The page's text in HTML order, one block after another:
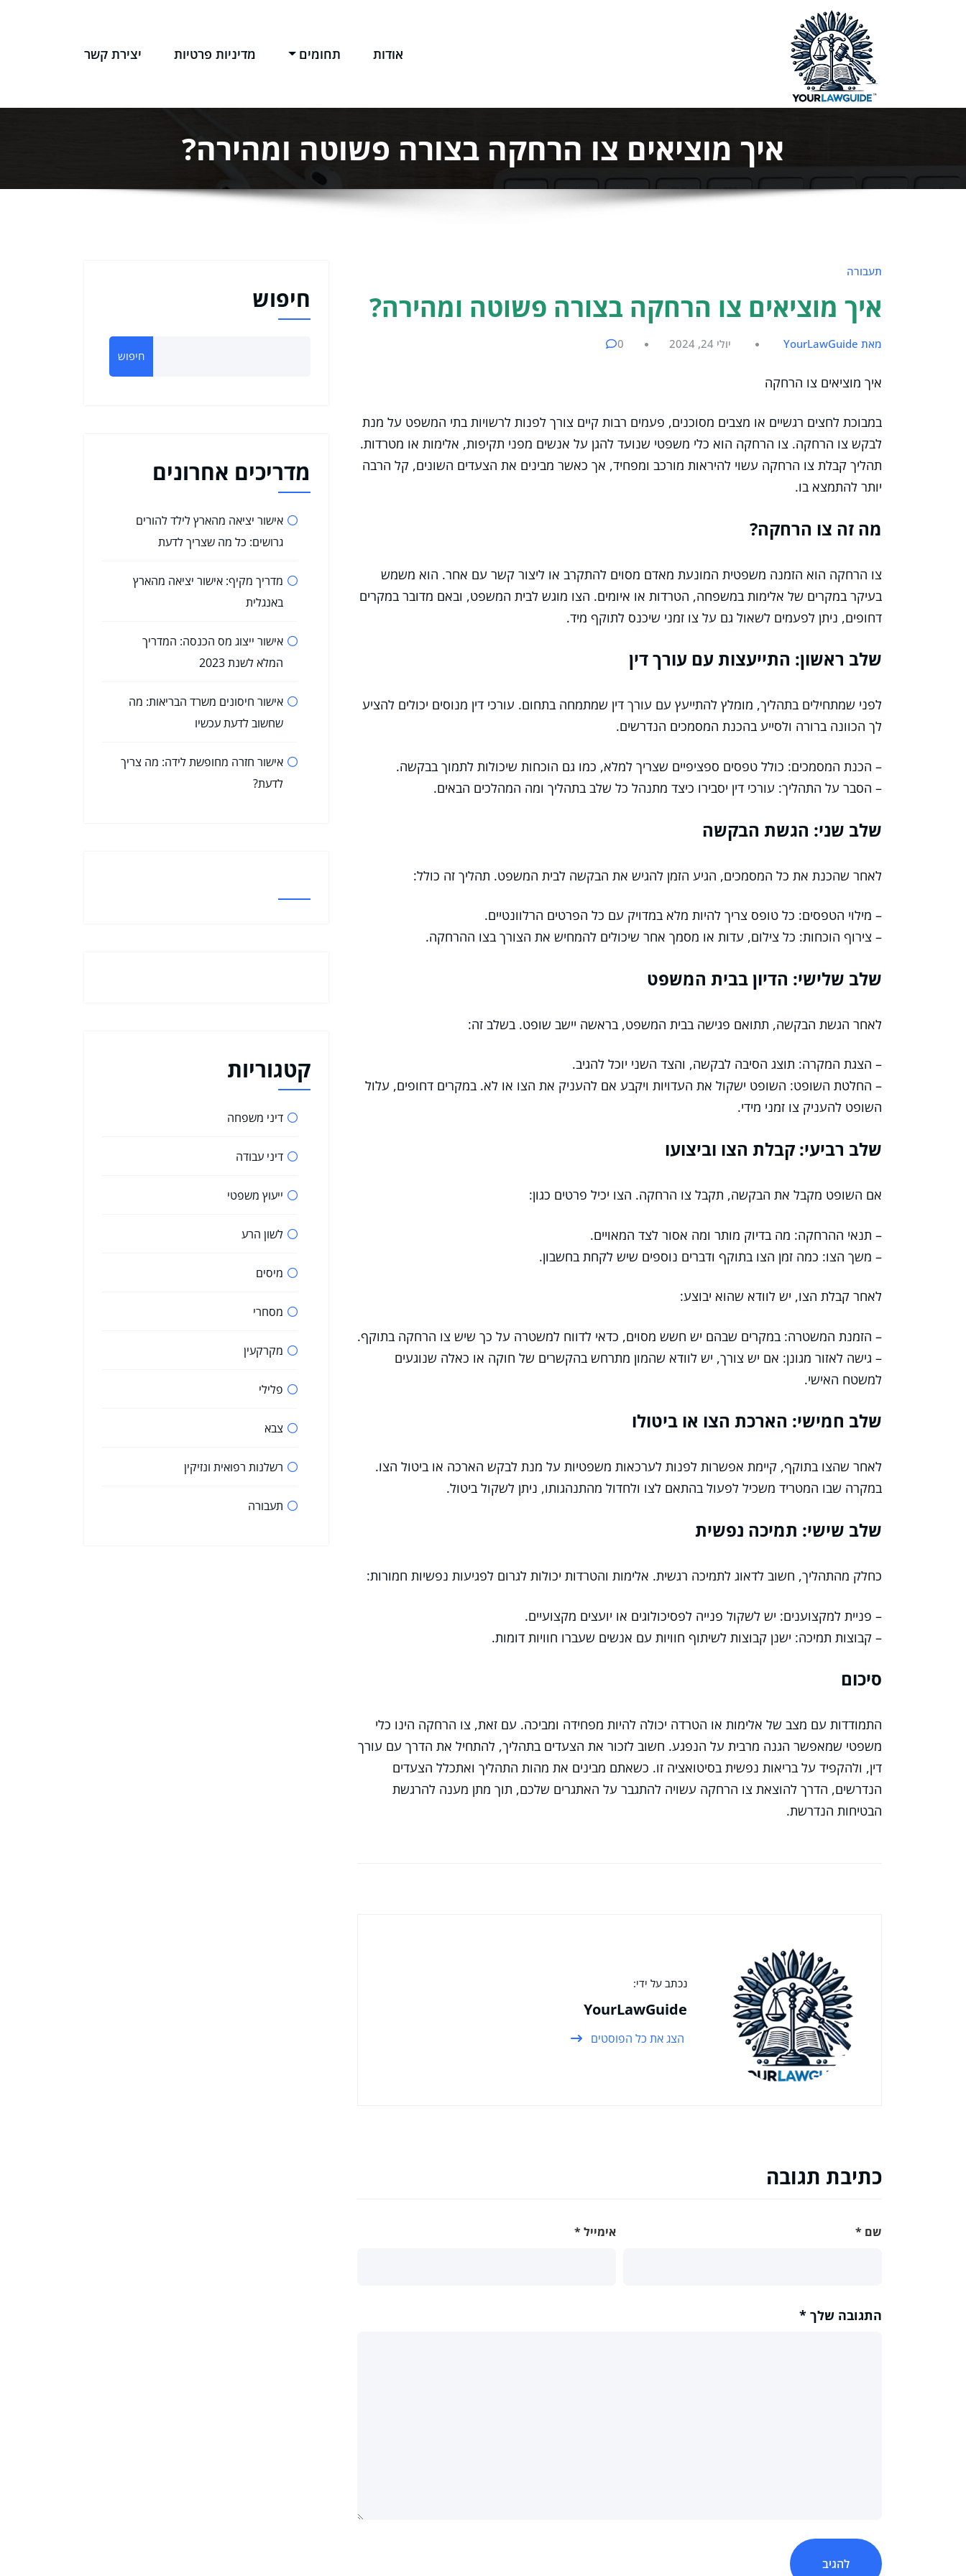
אודות תחומים מדיניות פרטיות יצירת קשר
איך מוציאים צו הרחקה בצורה פשוטה ומהירה?
תעבורה
איך מוציאים צו הרחקה בצורה פשוטה ומהירה?
מאת YourLawGuide יולי 24, 2024 0
איך מוציאים צו הרחקה
במבוכת לחצים רגשיים או מצבים מסוכנים, פעמים רבות קיים צורך לפנות לרשויות בתי המשפט על מנת
לבקש צו הרחקה. צו הרחקה הוא כלי משפטי שנועד להגן על אנשים מפני תקיפות, אלימות או מטרדות.
תהליך קבלת צו הרחקה עשוי להיראות מורכב ומפחיד, אך כאשר מבינים את הצעדים השונים, קל הרבה
יותר להתמצא בו.
מה זה צו הרחקה?
צו הרחקה הוא הזמנה משפטית המונעת מאדם מסוים להתקרב או ליצור קשר עם אחר. הוא משמש
בעיקר במקרים של אלימות במשפחה, הטרדות או איומים. הצו מוגש לבית המשפט, ובאם מדובר במקרים
דחופים, ניתן לפעמים לשאול גם על צו זמני שיכנס לתוקף מיד.
שלב ראשון: התייעצות עם עורך דין
לפני שמתחילים בתהליך, מומלץ להתייעץ עם עורך דין שמתמחה בתחום. עורכי דין מנוסים יכולים להציע
לך הכוונה ברורה ולסייע בהכנת המסמכים הנדרשים.
– הכנת המסמכים: כולל טפסים ספציפיים שצריך למלא, כמו גם הוכחות שיכולות לתמוך בבקשה.
– הסבר על התהליך: עורכי דין יסבירו כיצד מתנהל כל שלב בתהליך ומה המהלכים הבאים.
שלב שני: הגשת הבקשה
לאחר שהכנת את כל המסמכים, הגיע הזמן להגיש את הבקשה לבית המשפט. תהליך זה כולל:
– מילוי הטפסים: כל טופס צריך להיות מלא במדויק עם כל הפרטים הרלוונטיים.
– צירוף הוכחות: כל צילום, עדות או מסמך אחר שיכולים להמחיש את הצורך בצו ההרחקה.
שלב שלישי: הדיון בבית המשפט
לאחר הגשת הבקשה, תתואם פגישה בבית המשפט, בראשה יישב שופט. בשלב זה:
– הצגת המקרה: תוצג הסיבה לבקשה, והצד השני יוכל להגיב.
– החלטת השופט: השופט ישקול את העדויות ויקבע אם להעניק את הצו או לא. במקרים דחופים, עלול
השופט להעניק צו זמני מידי.
שלב רביעי: קבלת הצו וביצועו
אם השופט מקבל את הבקשה, תקבל צו הרחקה. הצו יכיל פרטים כגון:
– תנאי ההרחקה: מה בדיוק מותר ומה אסור לצד המאויים.
– משך הצו: כמה זמן הצו בתוקף ודברים נוספים שיש לקחת בחשבון.
לאחר קבלת הצו, יש לוודא שהוא יבוצע:
– הזמנת המשטרה: במקרים שבהם יש חשש מסוים, כדאי לדווח למשטרה על כך שיש צו הרחקה בתוקף.
– גישה לאזור מגונן: אם יש צורך, יש לוודא שהמון מתרחש בהקשרים של חוקה או כאלה שנוגעים
למשטח האישי.
שלב חמישי: הארכת הצו או ביטולו
לאחר שהצו בתוקף, קיימת אפשרות לפנות לערכאות משפטיות על מנת לבקש הארכה או ביטול הצו.
במקרה שבו המטריד משכיל לפעול בהתאם לצו ולחדול מהתנהגותו, ניתן לשקול ביטול.
שלב שישי: תמיכה נפשית
כחלק מהתהליך, חשוב לדאוג לתמיכה רגשית. אלימות והטרדות יכולות לגרום לפגיעות נפשיות חמורות:
– פניית למקצוענים: יש לשקול פנייה לפסיכולוגים או יועצים מקצועיים.
– קבוצות תמיכה: ישנן קבוצות לשיתוף חוויות עם אנשים שעברו חוויות דומות.
סיכום
התמודדות עם מצב של אלימות או הטרדה יכולה להיות מפחידה ומביכה. עם זאת, צו הרחקה הינו כלי
משפטי שמאפשר הגנה מרבית על הנפגע. חשוב לזכור את הצעדים בתהליך, להתחיל את הדרך עם עורך
דין, ולהקפיד על בריאות נפשית בסיטואציה זו. כשאתם מבינים את מהות התהליך ואתכלל הצעדים
הנדרשים, הדרך להוצאת צו הרחקה עשויה להתגבר על האתגרים שלכם, תוך מתן מענה להרגשת
הבטיחות הנדרשת.
נכתב על ידי:
YourLawGuide
הצג את כל הפוסטים
כתיבת תגובה
שם * אימייל*
התגובה שלך *
חיפוש
חיפוש
מדריכים אחרונים
אישור יציאה מהארץ לילד להורים
גרושים: כל מה שצריך לדעת
מדריך מקיף: אישור יציאה מהארץ
באנגלית
אישור ייצוג מס הכנסה: המדריך
המלא לשנת 2023
אישור חיסונים משרד הבריאות: מה
שחשוב לדעת עכשיו
אישור חזרה מחופשת לידה: מה צריך
לדעת?
קטגוריות
דיני משפחה
דיני עבודה
ייעוץ משפטי
לשון הרע
מיסים
מסחרי
מקרקעין
פלילי
צבא
רשלנות רפואית ונזיקין
תעבורה